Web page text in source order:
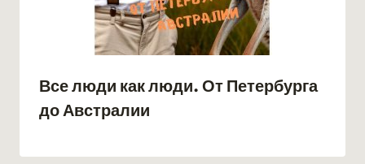
Все люди как люди. От Петербурга
до Австралии